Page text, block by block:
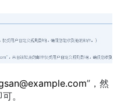
”，然
。